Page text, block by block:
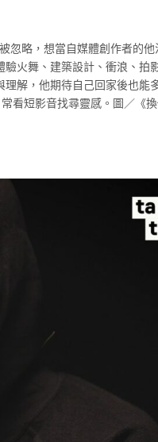
忽略，想當自媒體創作者的他
火舞、建築設計、衝浪、拍
解，他期待自己回家後也能
看短影音找尋靈感。圖／《